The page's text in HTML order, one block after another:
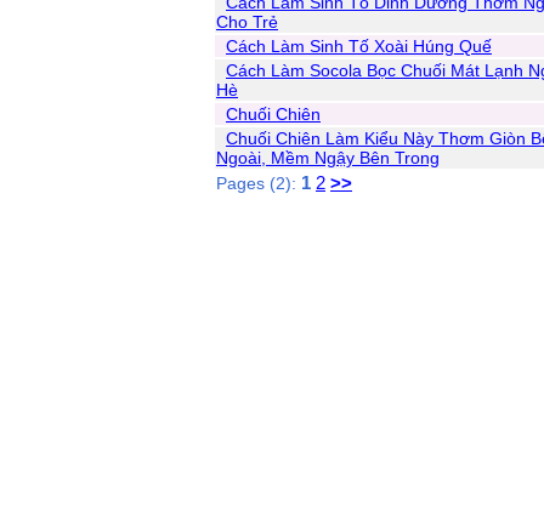
Cho Trẻ
Cách Làm Sinh Tố Xoài Húng Quế
Cách Làm Socola Bọc Chuối Mát Lạnh
Hè
Chuối Chiên
Chuối Chiên Làm Kiểu Này Thơm Giòn
Ngoài, Mềm Ngậy Bên Trong
Pages (2): 1 2 >>